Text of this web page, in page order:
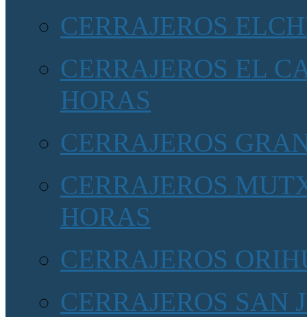
CERRAJEROS
CERRAJEROS EL
HORAS
CERRAJEROS
CERRAJEROS
HORAS
CERRAJEROS
CERRAJEROS SAN